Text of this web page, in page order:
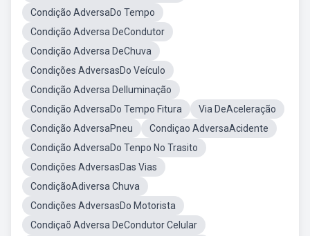
Condição AdversaDo Tempo
Condição Adversa DeCondutor
Condição Adversa DeChuva
Condições AdversasDo Veículo
Condição Adversa DeIluminação
Condição AdversaDo Tempo Fitura
Via DeAceleração
Condição AdversaPneu
Condiçao AdversaAcidente
Condição AdversaDo Tenpo No Trasito
Condições AdversasDas Vias
CondiçãoAdiversa Chuva
Condições AdversasDo Motorista
Condiçaõ Adversa DeCondutor Celular